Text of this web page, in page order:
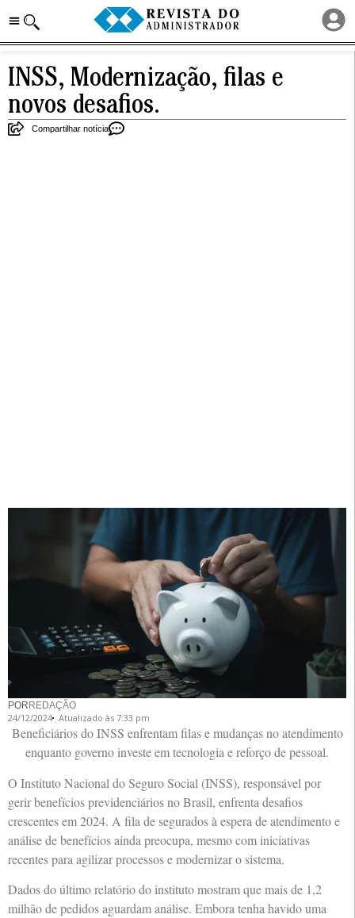
INSS, Modernização, filas e
novos desafios.
Compartilhar notícia
POR REDAÇÃO
24/12/2024 Atualizado às 7:33 pm
Beneficiários do INSS enfrentam filas e mudanças no atendimento
enquanto governo investe em tecnologia e reforço de pessoal.
O Instituto Nacional do Seguro Social (INSS), responsável por
gerir benefícios previdenciários no Brasil, enfrenta desafios
crescentes em 2024. A fila de segurados à espera de atendimento e
análise de benefícios ainda preocupa, mesmo com iniciativas
recentes para agilizar processos e modernizar o sistema.
Dados do último relatório do instituto mostram que mais de 1,2
milhão de pedidos aguardam análise. Embora tenha havido uma